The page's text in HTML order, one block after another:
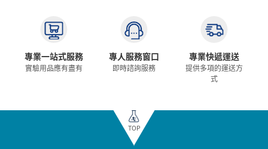
專業一站式服務
實驗用品應有盡有
專人服務窗口
即時諮詢服務
專業快遞運送
提供多項的運送方
式
TOP